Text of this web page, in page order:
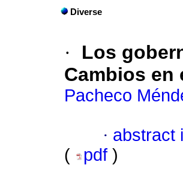
Diverse
·
Los
Cambios en
Pacheco
· abstract
(
pdf )